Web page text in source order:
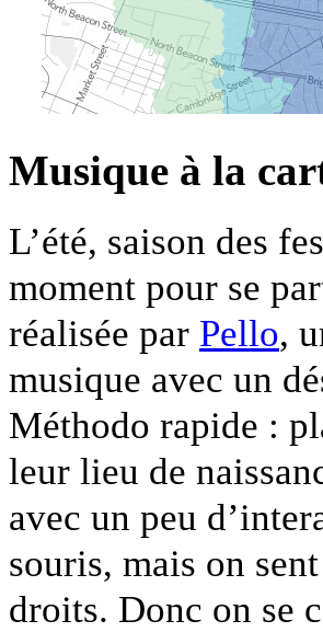
Musique à la
L’été, saison des
moment pour se
réalisée par Pello,
musique avec un
Méthodo rapide :
leur lieu de
avec un peu
souris, mais on
droits. Donc on se